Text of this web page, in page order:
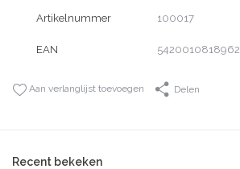
Artikelnummer 100017
EAN 5420010818962
Aan verlanglijst toevoegen Delen
Recent bekeken